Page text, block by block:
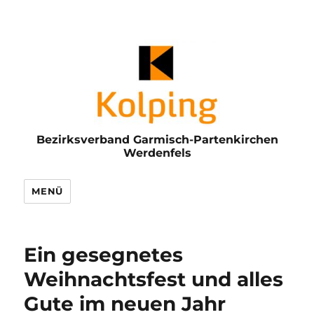
Bezirksverband Garmisch-Partenkirchen
Werdenfels
MENÜ
Ein gesegnetes
Weihnachtsfest und alles
Gute im neuen Jahr